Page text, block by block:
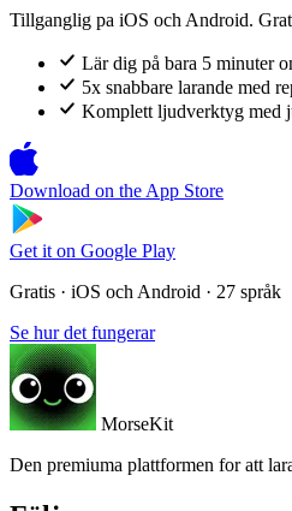
Tillganglig pa iOS och Android.
Lär dig på bara 5 minuter
5x snabbare larande med
Komplett ljudverktyg med
Download on the App Store
Get it on Google Play
Gratis · iOS och Android · 27 språk
Se hur det fungerar
MorseKit
Den premiuma plattformen for att